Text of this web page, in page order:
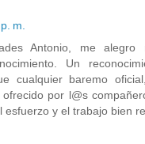
m.
Antonio, me
Un
cualquier baremo
ofrecido por l@s
esfuerzo y el trabajo bien